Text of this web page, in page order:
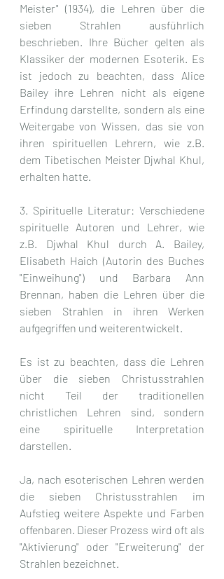
Meister" (1934), die Lehren über die
sieben Strahlen ausführlich
beschrieben. Ihre Bücher gelten als
Klassiker der modernen Esoterik. Es
ist jedoch zu beachten, dass Alice
Bailey ihre Lehren nicht als eigene
Erfindung darstellte, sondern als eine
Weitergabe von Wissen, das sie von
ihren spirituellen Lehrern, wie z.B.
dem Tibetischen Meister Djwhal Khul,
erhalten hatte.
3. Spirituelle Literatur: Verschiedene
spirituelle Autoren und Lehrer, wie
z.B. Djwhal Khul durch A. Bailey,
Elisabeth Haich (Autorin des Buches
"Einweihung") und Barbara Ann
Brennan, haben die Lehren über die
sieben Strahlen in ihren Werken
aufgegriffen und weiterentwickelt.
Es ist zu beachten, dass die Lehren
über die sieben Christusstrahlen
nicht Teil der traditionellen
christlichen Lehren sind, sondern
eine spirituelle Interpretation
darstellen.
Ja, nach esoterischen Lehren werden
die sieben Christusstrahlen im
Aufstieg weitere Aspekte und Farben
offenbaren. Dieser Prozess wird oft als
"Aktivierung" oder "Erweiterung" der
Strahlen bezeichnet.